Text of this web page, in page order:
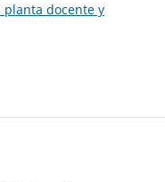
planta docente y